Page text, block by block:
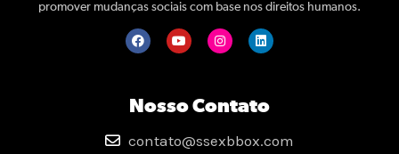
promover mudanças sociais com base nos direitos humanos.
Nosso Contato
contato@ssexbbox.com